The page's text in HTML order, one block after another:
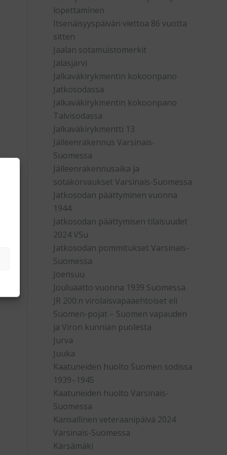
lopettaminen
Itsenäisyyspäivän viettoa 86 vuotta
sitten
Jaalan sotamuistomerkit
Jalasjärvi
Jalkaväkirykmentin kokoonpano
Jatkosodassa
Jalkaväkirykmentin kokoonpano
Talvisodassa
Jalkaväkirykmentti 13
Jälleenrakennus Varsinais-
Suomessa
Jälleenrakennusaika ja
sotakorvaukset Varsinais-Suomessa
Jatkosodan päättyminen vuonna
1944
Jatkosodan päättymisen tilaisuudet
2024 VSu
Jatkosodan pommitukset Varsinais-
Suomessa
Joensuu
Jouluaatto vuonna 1939 Suomessa
JR 200:n virolaisvapaaehtoiset eli
Suomen-pojat – Suomen vapauden
ja Viron kunnian puolesta
Jurva
Juuka
Kaatuneiden huolto Suomen sodissa
1939–1945
Kaatuneiden huolto Varsinais-
Suomessa
Kansallinen veteraanipäivä 2024
Varsinais-Suomessa
Kärsämäki